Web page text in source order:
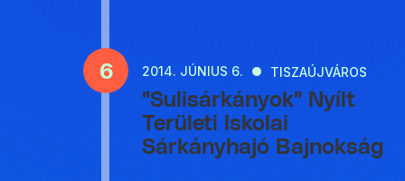
6 2014. JÚNIUS 6. TISZAÚJVÁROS
"Sulisárkányok" Nyílt
Területi Iskolai
Sárkányhajó Bajnokság